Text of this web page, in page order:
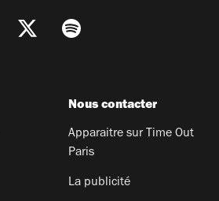
Nous contacter
Apparaitre sur Time Out
Paris
La publicité